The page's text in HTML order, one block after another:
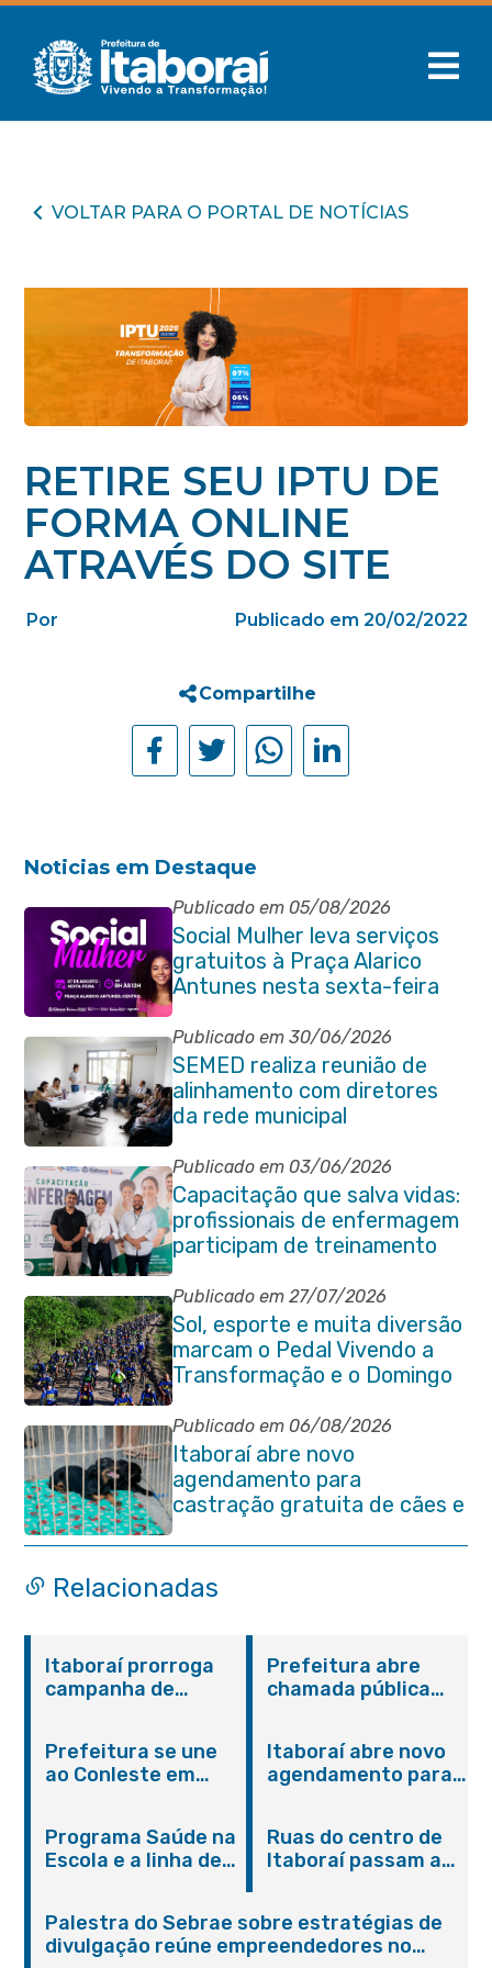
VOLTAR PARA O PORTAL DE NOTÍCIAS
RETIRE SEU IPTU DE
FORMA ONLINE
ATRAVÉS DO SITE
Por Publicado em 20/02/2022
Compartilhe
Noticias em Destaque
Publicado em 05/08/2026
Social Mulher leva serviços
gratuitos à Praça Alarico
Antunes nesta sexta-feira
(07/08)
Publicado em 30/06/2026
SEMED realiza reunião de
alinhamento com diretores
da rede municipal
Publicado em 03/06/2026
Capacitação que salva vidas:
profissionais de enfermagem
participam de treinamento
em primeiros socorros em
Itaboraí
Publicado em 27/07/2026
Sol, esporte e muita diversão
marcam o Pedal Vivendo a
Transformação e o Domingo
no Parque Paleontológico
Publicado em 06/08/2026
Itaboraí abre novo
agendamento para
castração gratuita de cães e
gatos
Relacionadas
Itaboraí prorroga
campanha de
população a partir
de seis meses de
Prefeitura abre
chamada pública
Agricultura Familiar
Prefeitura se une
ao Conleste em
Itaboraí abre novo
agendamento para
Programa Saúde na
Escola e a linha de
promovem
conscientização
Ruas do centro de
Itaboraí passam a
Palestra do Sebrae sobre estratégias de
divulgação reúne empreendedores no